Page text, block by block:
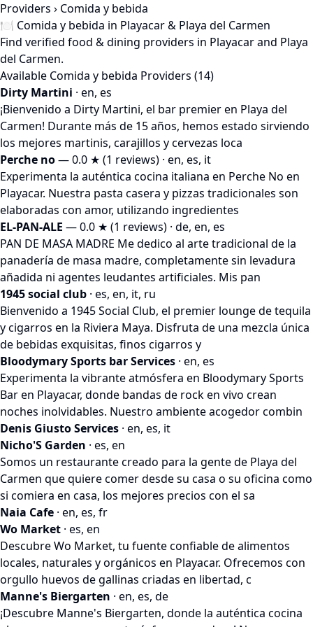
Providers › Comida y bebida
🍽️ Comida y bebida in Playacar & Playa del Carmen
Find verified food & dining providers in Playacar and Playa
del Carmen.
Available Comida y bebida Providers (14)
Dirty Martini · en, es
¡Bienvenido a Dirty Martini, el bar premier en Playa del
Carmen! Durante más de 15 años, hemos estado sirviendo
los mejores martinis, carajillos y cervezas loca
Perche no— 0.0 ★ (1 reviews) · en, es, it
Experimenta la auténtica cocina italiana en Perche No en
Playacar. Nuestra pasta casera y pizzas tradicionales son
elaboradas con amor, utilizando ingredientes
EL-PAN-ALE — 0.0 ★ (1 reviews) · de, en, es
PAN DE MASA MADRE Me dedico al arte tradicional de la
panadería de masa madre, completamente sin levadura
añadida ni agentes leudantes artificiales. Mis pan
1945 social club · es, en, it, ru
Bienvenido a 1945 Social Club, el premier lounge de tequila
y cigarros en la Riviera Maya. Disfruta de una mezcla única
de bebidas exquisitas, finos cigarros y
Bloodymary Sports bar Services · en, es
Experimenta la vibrante atmósfera en Bloodymary Sports
Bar en Playacar, donde bandas de rock en vivo crean
noches inolvidables. Nuestro ambiente acogedor combin
Denis Giusto Services · en, es, it
Nicho'S Garden · es, en
Somos un restaurante creado para la gente de Playa del
Carmen que quiere comer desde su casa o su oficina como
si comiera en casa, los mejores precios con el sa
Naia Cafe · en, es, fr
Wo Market · es, en
Descubre Wo Market, tu fuente confiable de alimentos
locales, naturales y orgánicos en Playacar. Ofrecemos con
orgullo huevos de gallinas criadas en libertad, c
Manne's Biergarten · en, es, de
¡Descubre Manne's Biergarten, donde la auténtica cocina